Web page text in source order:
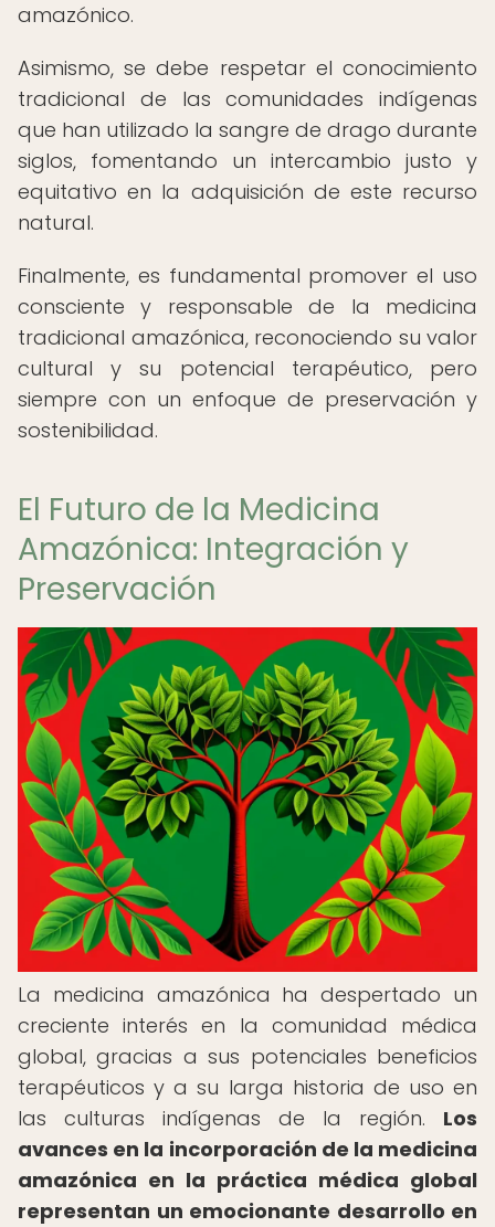
amazónico.
Asimismo, se debe respetar el conocimiento
tradicional de las comunidades indígenas
que han utilizado la sangre de drago durante
siglos, fomentando un intercambio justo y
equitativo en la adquisición de este recurso
natural.
Finalmente, es fundamental promover el uso
consciente y responsable de la medicina
tradicional amazónica, reconociendo su valor
cultural y su potencial terapéutico, pero
siempre con un enfoque de preservación y
sostenibilidad.
El Futuro de la Medicina
Amazónica: Integración y
Preservación
La medicina amazónica ha despertado un
creciente interés en la comunidad médica
global, gracias a sus potenciales beneficios
terapéuticos y a su larga historia de uso en
las culturas indígenas de la región. Los
avances en la incorporación de la medicina
amazónica en la práctica médica global
representan un emocionante desarrollo en